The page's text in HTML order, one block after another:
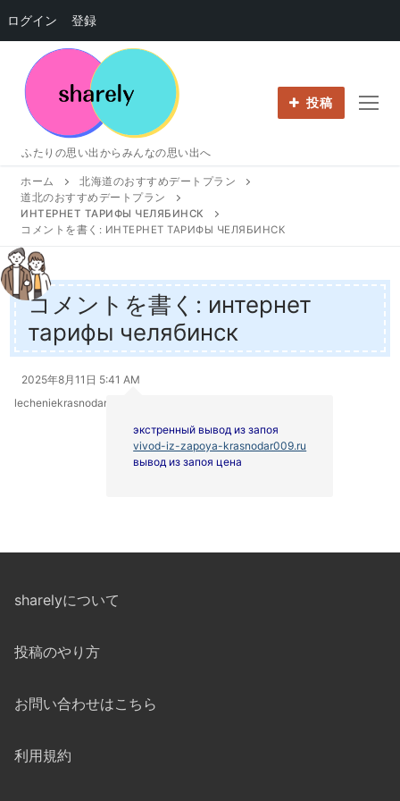
ログイン 登録
プ
ふたりの思い出からみんなの思い出へ
投稿
ホーム
北海道のおすすめデートプラン
道北のおすすめデートプラン
ИНТЕРНЕТ ТАРИФЫ ЧЕЛЯБИНСК
コメントを書く: ИНТЕРНЕТ ТАРИФЫ ЧЕЛЯБИНСК
コメントを書く: интернет
тарифы челябинск
2025年8月11日 5:41 AM
lecheniekrasnodarNut
экстренный вывод из запоя
vivod-iz-zapoya-krasnodar009.ru
вывод из запоя цена
sharelyについて
投稿のやり方
お問い合わせはこちら
利用規約